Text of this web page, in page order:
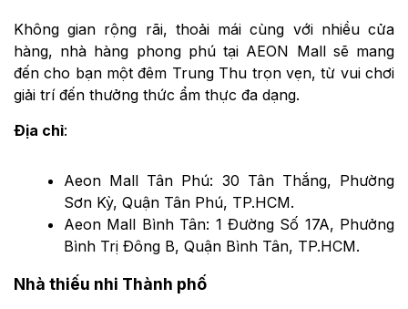
Không gian rộng rãi, thoải mái cùng với nhiều cửa
hàng, nhà hàng phong phú tại AEON Mall sẽ mang
đến cho bạn một đêm Trung Thu trọn vẹn, từ vui chơi
giải trí đến thưởng thức ẩm thực đa dạng.
Địa chỉ:
Aeon Mall Tân Phú: 30 Tân Thắng, Phường
Sơn Kỳ, Quận Tân Phú, TP.HCM.
Aeon Mall Bình Tân: 1 Đường Số 17A, Phưởng
Bình Trị Đông B, Quận Bình Tân, TP.HCM.
Nhà thiếu nhi Thành phố